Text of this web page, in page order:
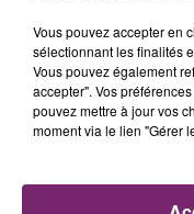
La
de
Vous pouvez accepter en
sélectionnant les finalités
Vous pouvez également
accepter". Vos
pouvez mettre à jour vos
moment via le lien "Gérer